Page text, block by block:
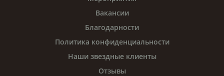
Вакансии
Благодарности
Политика конфиденциальности
Наши звездные клиенты
Отзывы